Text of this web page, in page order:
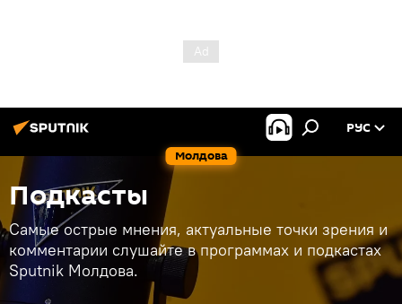
Молдова
РУС
Подкасты
Самые острые мнения, актуальные точки зрения и
комментарии слушайте в программах и подкастах
Sputnik Молдова.